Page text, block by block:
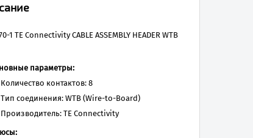
1 TE Connectivity CABLE ASSEMBLY HEADER WTB
параметры:
Количество контактов: 8
Тип соединения: WTB (Wire-to-Board)
Производитель: TE Connectivity